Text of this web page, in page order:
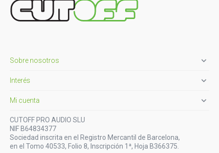
Sobre nosotros 
Interés 
Mi cuenta 
CUTOFF PRO AUDIO SLU
NIF B64834377
Sociedad inscrita en el Registro Mercantil de Barcelona,
en el Tomo 40533, Folio 8, Inscripción 1ª, Hoja B366375.